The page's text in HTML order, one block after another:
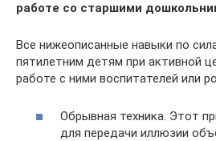
работе со старшими
Все нижеописанные навыки по
пятилетним детям при активной
работе с ними воспитателей или
Обрывная техника. Этот
для передачи иллюзии